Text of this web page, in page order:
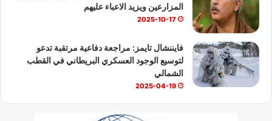
المزارعين ويزيد الاعباء عليهم
2025-10-17
فايننشال تايمز: مراجعة دفاعية مرتقبة تدعو
لتوسيع الوجود العسكري البريطاني في القطب
الشمالي
2025-04-19